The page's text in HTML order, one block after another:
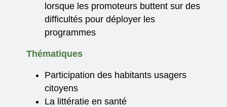
lorsque les promoteurs buttent sur des
difficultés pour déployer les
programmes
Thématiques
Participation des habitants usagers
citoyens
La littératie en santé